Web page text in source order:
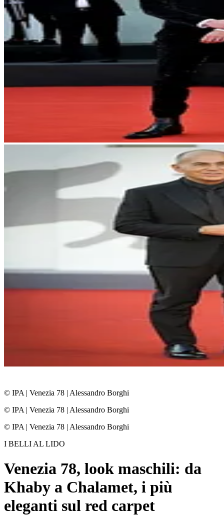
© IPA | Venezia 78 | Alessandro Borghi
© IPA | Venezia 78 | Alessandro Borghi
© IPA | Venezia 78 | Alessandro Borghi
I BELLI AL LIDO
Venezia 78, look maschili: da
Khaby a Chalamet, i più
eleganti sul red carpet